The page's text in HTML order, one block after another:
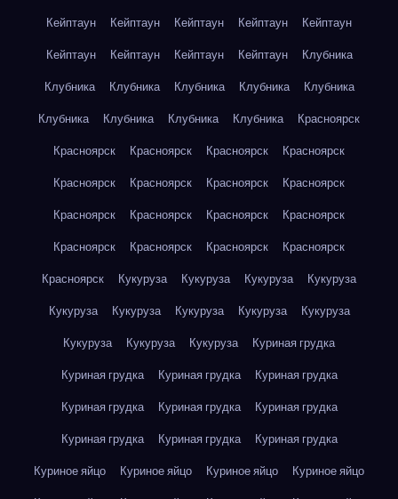
Кейптаун
Кейптаун Кейптаун Кейптаун
Кейптаун
Кейптаун
Кейптаун Кейптаун Кейптаун
Клубника
Клубника
Клубника Клубника Клубника
Клубника
Клубника
Клубника Клубника Клубника
Красноярск
Красноярск
Красноярск Красноярск
Красноярск
Красноярск
Красноярск Красноярск
Красноярск
Красноярск
Красноярск Красноярск
Красноярск
Красноярск
Красноярск Красноярск
Красноярск
Красноярск
Кукуруза Кукуруза Кукуруза
Кукуруза
Кукуруза
Кукуруза Кукуруза Кукуруза
Кукуруза
Кукуруза
Кукуруза Кукуруза
Куриная грудка
Куриная грудка
Куриная грудка
Куриная грудка
Куриная грудка
Куриная грудка
Куриная грудка
Куриная грудка
Куриная грудка
Куриная грудка
Куриное яйцо
Куриное яйцо Куриное яйцо
Куриное яйцо